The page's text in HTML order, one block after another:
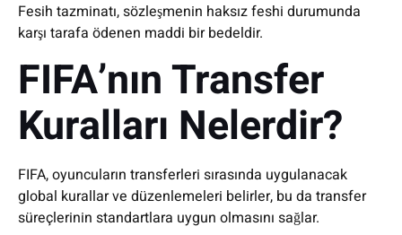
Fesih tazminatı, sözleşmenin haksız feshi durumunda
karşı tarafa ödenen maddi bir bedeldir.
FIFA’nın Transfer
Kuralları Nelerdir?
FIFA, oyuncuların transferleri sırasında uygulanacak
global kurallar ve düzenlemeleri belirler, bu da transfer
süreçlerinin standartlara uygun olmasını sağlar.